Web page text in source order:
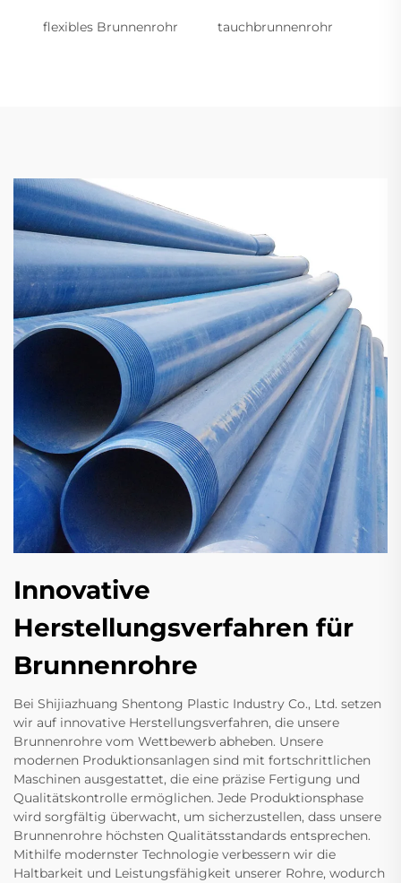
flexibles Brunnenrohr tauchbrunnenrohr
Innovative
Herstellungsverfahren für
Brunnenrohre
Bei Shijiazhuang Shentong Plastic Industry Co., Ltd. setzen
wir auf innovative Herstellungsverfahren, die unsere
Brunnenrohre vom Wettbewerb abheben. Unsere
modernen Produktionsanlagen sind mit fortschrittlichen
Maschinen ausgestattet, die eine präzise Fertigung und
Qualitätskontrolle ermöglichen. Jede Produktionsphase
wird sorgfältig überwacht, um sicherzustellen, dass unsere
Brunnenrohre höchsten Qualitätsstandards entsprechen.
Mithilfe modernster Technologie verbessern wir die
Haltbarkeit und Leistungsfähigkeit unserer Rohre, wodurch